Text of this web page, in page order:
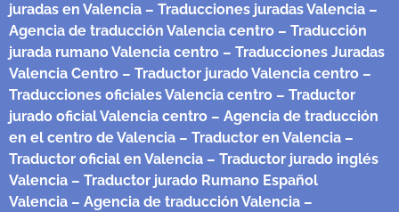
juradas en Valencia – Traducciones juradas Valencia –
Agencia de traducción Valencia centro – Traducción
jurada rumano Valencia centro – Traducciones Juradas
Valencia Centro – Traductor jurado Valencia centro –
Traducciones oficiales Valencia centro – Traductor
jurado oficial Valencia centro – Agencia de traducción
en el centro de Valencia – Traductor en Valencia –
Traductor oficial en Valencia – Traductor jurado inglés
Valencia – Traductor jurado Rumano Español
Valencia – Agencia de traducción Valencia –